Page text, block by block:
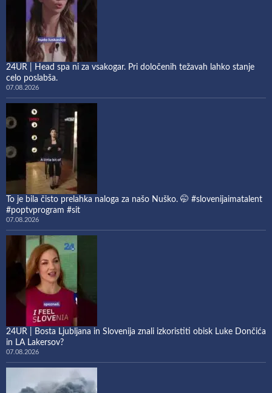
24UR | Head spa ni za vsakogar. Pri določenih težavah lahko stanje
celo poslabša.
07.08.2026
To je bila čisto prelahka naloga za našo Nuško. 🤭 #slovenijaimatalent
#poptvprogram #sit
07.08.2026
24UR | Bosta Ljubljana in Slovenija znali izkoristiti obisk Luke Dončića
in LA Lakersov?
07.08.2026